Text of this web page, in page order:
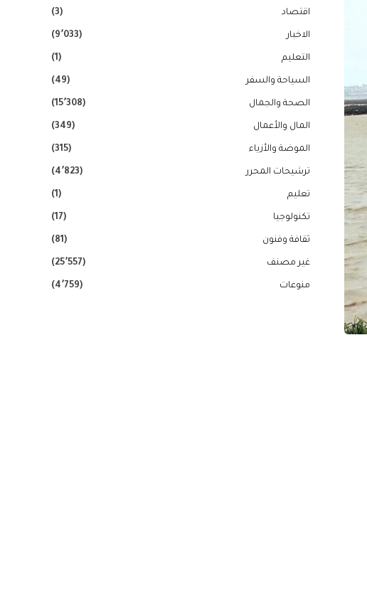
اقتصاد (3)
الاخبار (9٬033)
التعليم (1)
السياحة والسفر (49)
الصحة والجمال (15٬308)
المال والأعمال (349)
الموضة والأزياء (315)
ترشيحات المحرر (4٬823)
تعليم (1)
تكنولوجيا (17)
ثقافة وفنون (81)
غير مصنف (25٬557)
منوعات (4٬759)